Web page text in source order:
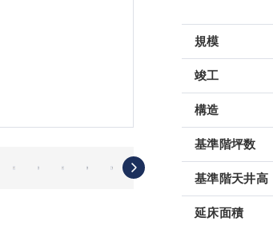
規模
竣工
構造
基準階坪数
基準階天井高
延床面積